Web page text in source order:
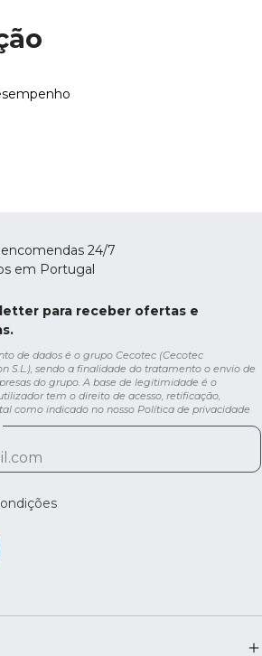
24/7
em Portugal
para receber ofertas e
de dados é o grupo Cecotec (Cecotec
S.L.), sendo a finalidade do tratamento o envio de
do grupo. A base de legitimidade é o
tem o direito de acesso, retificação,
como indicado no nosso Política de privacidade